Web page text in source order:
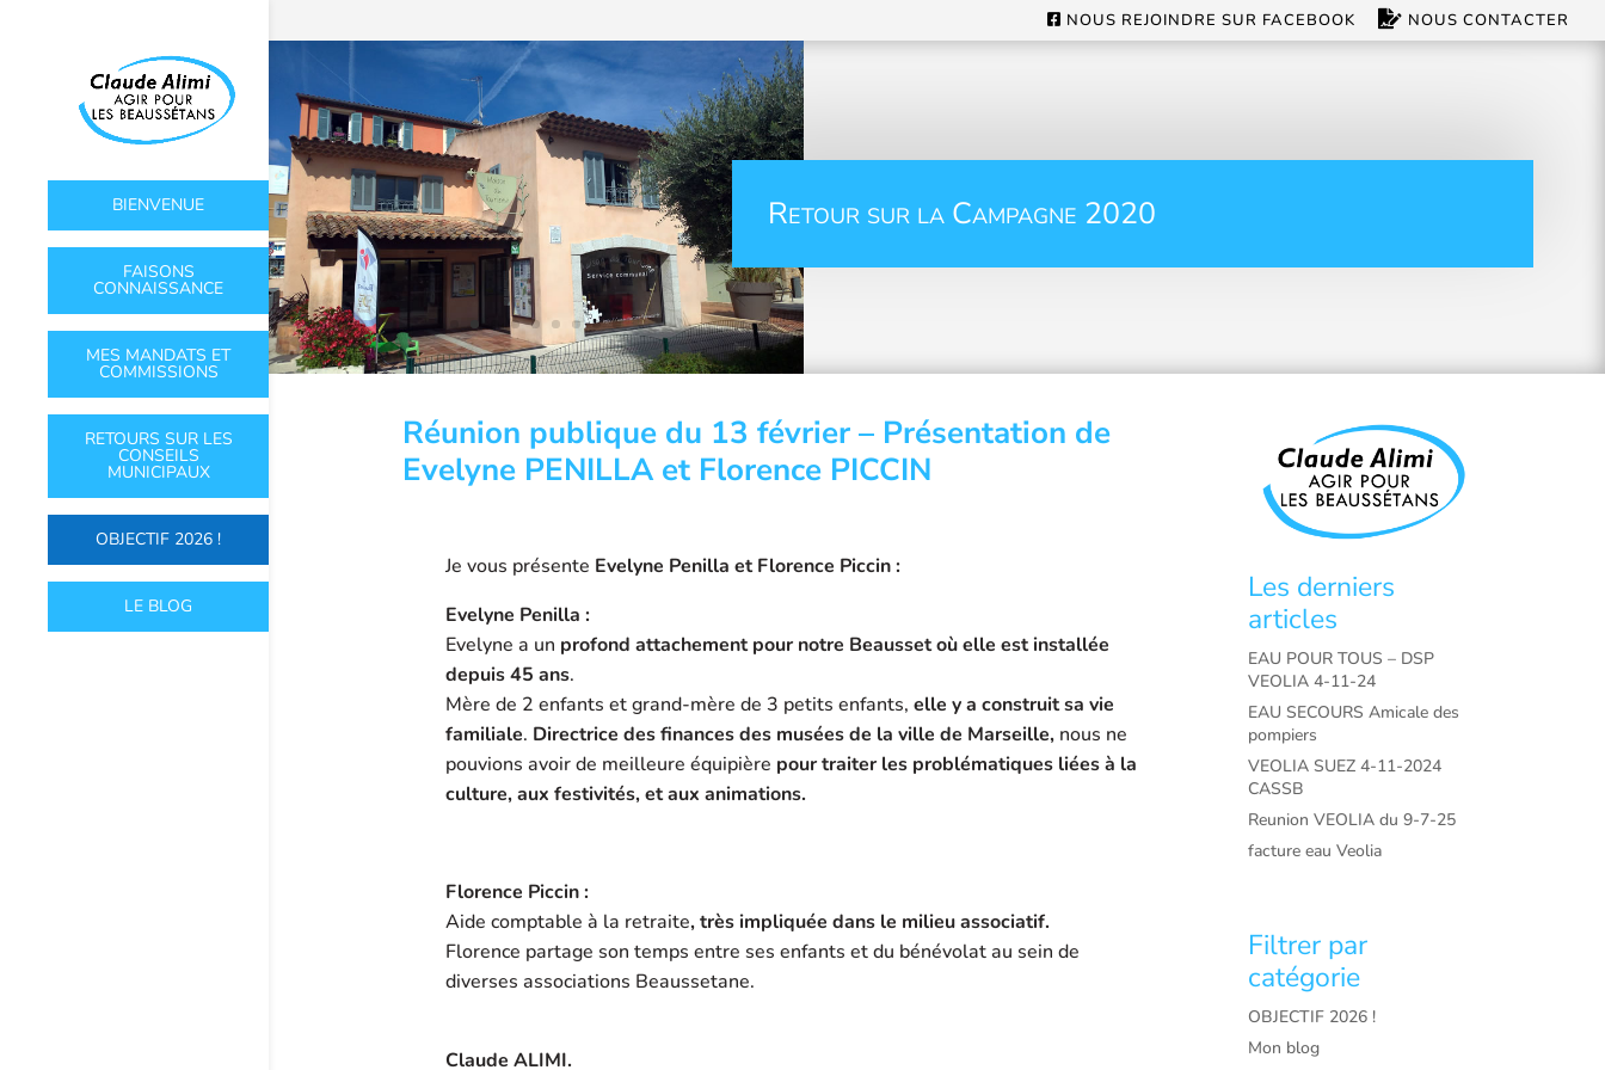
NOUS REJOINDRE SUR FACEBOOK NOUS CONTACTER
BIENVENUE
FAISONS
CONNAISSANCE
MES MANDATS ET
COMMISSIONS
RETOURS SUR LES
CONSEILS
MUNICIPAUX
OBJECTIF 2026 !
LE BLOG
Retour sur la Campagne 2020
Réunion publique du 13 février – Présentation de
Evelyne PENILLA et Florence PICCIN
Je vous présente Evelyne Penilla et Florence Piccin:
Evelyne Penilla :
Evelyne a un profond attachement pour notre Beausset où elle est installée
depuis 45 ans.
Mère de 2 enfants et grand-mère de 3 petits enfants,elle y a construit sa vie
familiale. Directrice des finances des musées de la ville de Marseille, nous ne
pouvions avoir de meilleure équipière pour traiter les problématiques liées à la
culture, aux festivités, et aux animations.
Florence Piccin :
Aide comptable à la retraite, très impliquée dans le milieu associatif.
Florence partage son temps entre ses enfants et du bénévolat au sein de
diverses associations Beaussetane.
Claude ALIMI.
Les derniers
articles
EAU POUR TOUS – DSP
VEOLIA 4-11-24
EAU SECOURS Amicale des
pompiers
VEOLIA SUEZ 4-11-2024
CASSB
Reunion VEOLIA du 9-7-25
facture eau Veolia
Filtrer par
catégorie
OBJECTIF 2026 !
Mon blog